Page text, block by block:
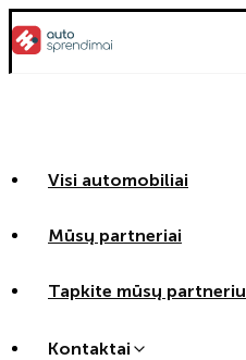
Visi automobiliai
Mūsų partneriai
Tapkite mūsų partneriu
Kontaktai